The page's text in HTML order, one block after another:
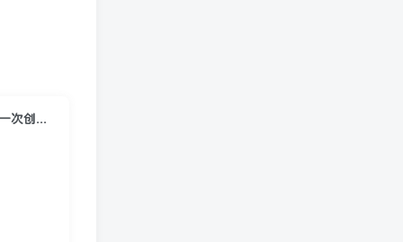
AI小红书虚拟产品实战课-更新：不用囤货不用露脸，AI搞定80%工作量，一次创作无限售卖睡后收益